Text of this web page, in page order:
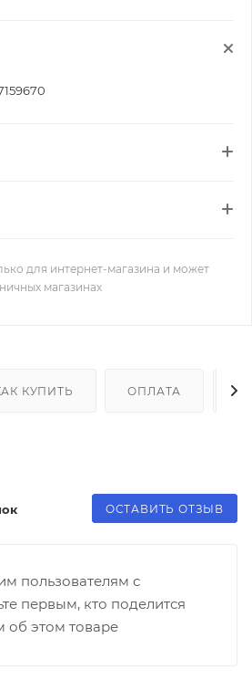
для интернет-магазина и может
магазинах
КУПИТЬ ОПЛАТА
ОСТАВИТЬ ОТЗЫВ
пользователям с
первым, кто поделится
этом товаре